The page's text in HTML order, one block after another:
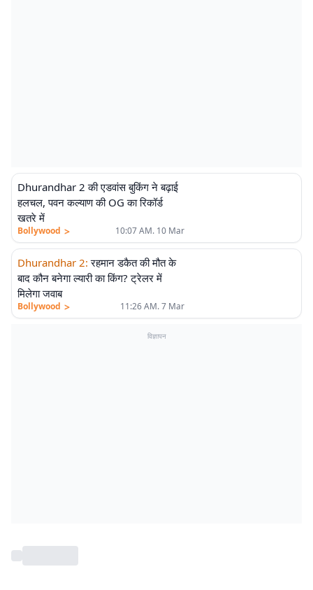
Dhurandhar 2 की एडवांस बुकिंग ने बढ़ाई
हलचल, पवन कल्याण की OG का रिकॉर्ड
खतरे में
Bollywood > 10:07 AM. 10 Mar
Dhurandhar 2: रहमान डकैत की मौत के
बाद कौन बनेगा ल्यारी का किंग? ट्रेलर में
मिलेगा जवाब
Bollywood > 11:26 AM. 7 Mar
विज्ञापन